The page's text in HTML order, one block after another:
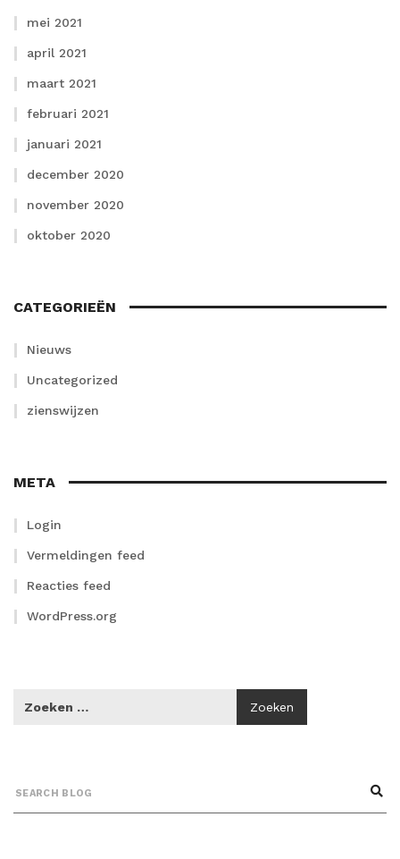
mei 2021
april 2021
maart 2021
februari 2021
januari 2021
december 2020
november 2020
oktober 2020
CATEGORIEËN
Nieuws
Uncategorized
zienswijzen
META
Login
Vermeldingen feed
Reacties feed
WordPress.org